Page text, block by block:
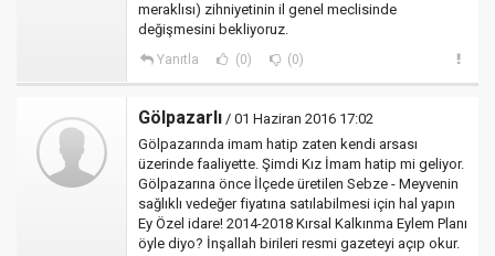
meraklısı) zihniyetinin il genel meclisinde
değişmesini bekliyoruz.
Yanıtla (0) (0)
Gölpazarlı / 01 Haziran 2016 17:02
Gölpazarında imam hatip zaten kendi arsası
üzerinde faaliyette. Şimdi Kız İmam hatip mi geliyor.
Gölpazarına önce İlçede üretilen Sebze - Meyvenin
sağlıklı vedeğer fiyatına satılabilmesi için hal yapın
Ey Özel idare! 2014-2018 Kırsal Kalkınma Eylem Planı
öyle diyo? İnşallah birileri resmi gazeteyi açıp okur.